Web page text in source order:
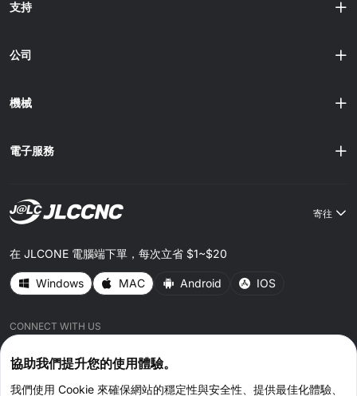
響區略大，也可能成......
屬對彎折力的反應，直接影響變形程度。以下提供材料選用
小，而不鏽鋼則需更精準的模具以避免開裂。 選材訣竅：考
完整指南助您做出明智決策。 2. 彎折回彈 金......
支持
公司
機械
電子服務
寄往
在 JLCONE 電腦端下單，每次立省 $1~$20
Windows MAC Android IOS
CONNECT WITH US
協助我們提升您的使用體驗。
我們使用 Cookie 來確保網站的穩定性與安全性、提供最佳化體驗、